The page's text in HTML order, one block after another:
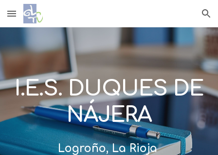
Skip to main content Skip to navigation
I.E.S. DUQUES DE
NÁJERA
Logroño, La Rioja